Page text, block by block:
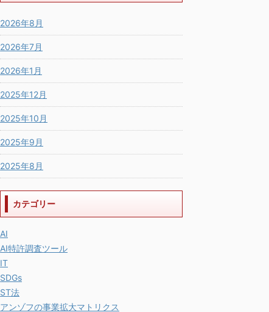
2026年8月
2026年7月
2026年1月
2025年12月
2025年10月
2025年9月
2025年8月
カテゴリー
AI
AI特許調査ツール
IT
SDGs
ST法
アンゾフの事業拡大マトリクス